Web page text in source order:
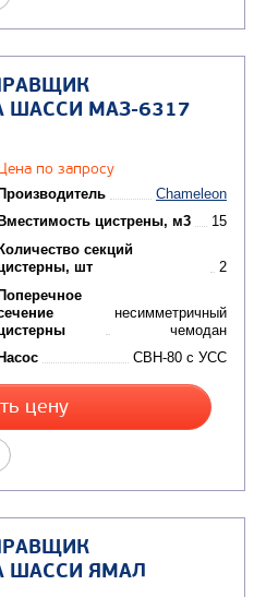
НА ШАССИ FAW J6
Цена по запросу
Производитель
Вместимость
Поперечное
сечение
Узнать цену